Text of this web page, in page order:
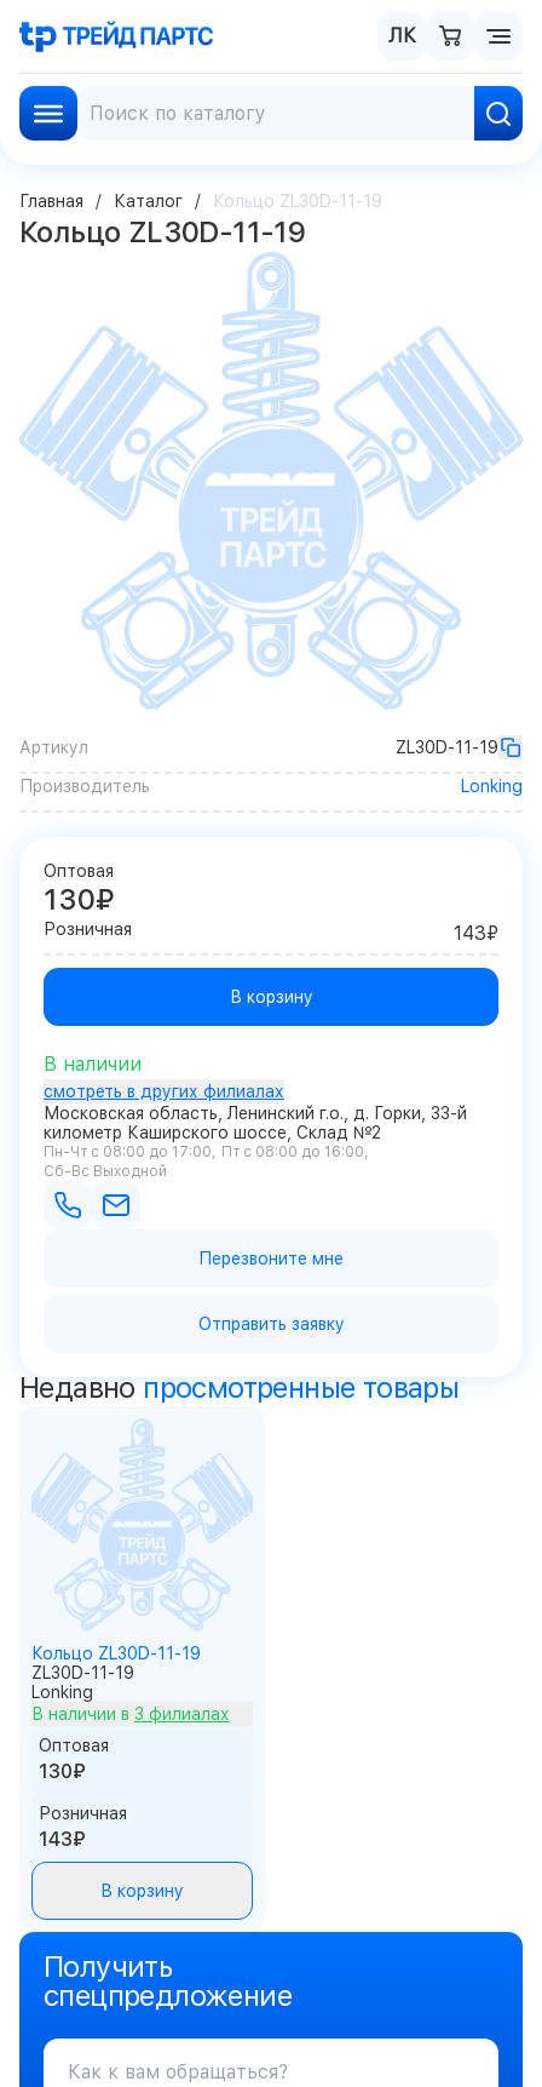
ЛК
Главная Каталог Кольцо ZL30D-11-19
Кольцо ZL30D-11-19
Артикул
ZL30D-11-19
Производитель
Lonking
Оптовая
130₽
Розничная 143₽
В корзину
В наличии
смотреть в других филиалах
Московская область, Ленинский г.о., д. Горки, 33-й
километр Каширского шоссе, Склад №2
Пн-Чт с 08:00 до 17:00
Пт с 08:00 до 16:00
Сб-Вс Выходной
Перезвоните мне
Отправить заявку
Недавно просмотренные товары
Кольцо ZL30D-11-19
ZL30D-11-19
Lonking
В наличии в 3 филиалах
Оптовая
130₽
Розничная
143₽
В корзину
Получить
спецпредложение